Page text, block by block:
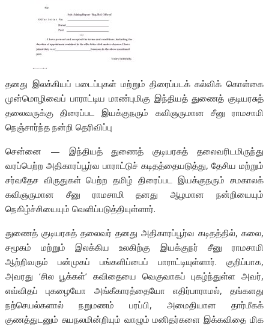
தனது இலக்கியப் படைப்புகள் மற்றும் திரைப்படக் கல்விக் கொள்கை
முன்மொழிவைப் பாராட்டிய மாண்புமிகு இந்தியத் துணைத் குடியரசுத்
தலைவருக்கு திரைப்பட இயக்குநரும் கவிஞருமான சீனு ராமசாமி
நெஞ்சார்ந்த நன்றி தெரிவிப்பு
சென்னை — இந்தியத் துணைத் குடியரசுத் தலைவரிடமிருந்து
வரப்பெற்ற அதிகாரப்பூர்வ பாராட்டுச் கடிதத்தையடுத்து, தேசிய மற்றும்
சர்வதேச விருதுகள் பெற்ற தமிழ் திரைப்பட இயக்குநரும் சமகாலக்
கவிஞருமான சீனு ராமசாமி தனது ஆழமான நன்றியையும்
நெகிழ்ச்சியையும் வெளிப்படுத்தியுள்ளார்.
துணைத் குடியரசுத் தலைவர் தனது அதிகாரப்பூர்வ கடிதத்தில், கலை,
சமூகம் மற்றும் இலக்கிய உலகிற்கு இயக்குநர் சீனு ராமசாமி
ஆற்றிவரும் பன்முகப் பங்களிப்பைப் பாராட்டியுள்ளார். குறிப்பாக,
அவரது ‘சில பூக்கள்’ கவிதையை வெகுவாகப் புகழ்ந்துள்ள அவர்,
எவ்விதப் புகழையோ அங்கீகாரத்தையோ எதிர்பாராமல், தங்களது
நற்செயல்களால் நறுமணம் பரப்பி, அமைதியான தார்மீகக்
குணத்துடனும் சுயநலமின்றியும் வாழும் மனிதர்களை இக்கவிதை மிக